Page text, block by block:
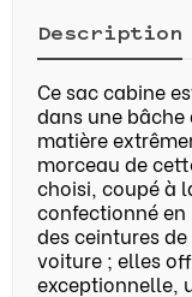
Description
Ce sac cabine
dans une
matière
morceau de
choisi, coupé à
confectionné en
des ceintures
voiture ; elles
exceptionnelle,